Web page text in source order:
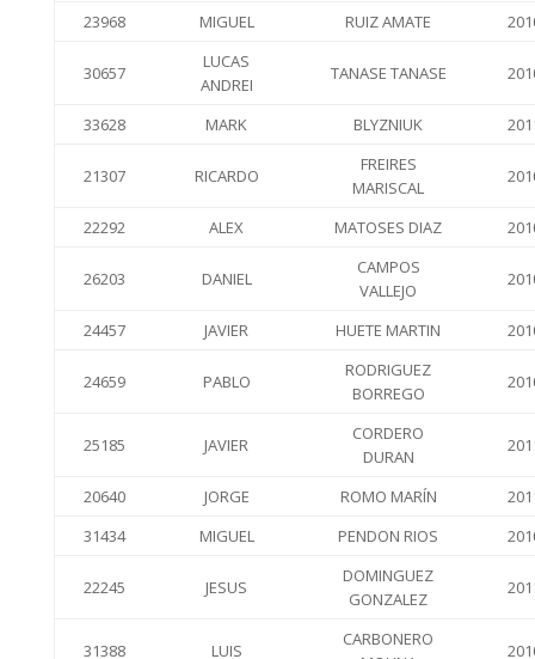
23968 MIGUEL RUIZ AMATE
30657
LUCAS
ANDREI
TANASE TANASE
33628 MARK BLYZNIUK
21307 RICARDO
FREIRES
MARISCAL
22292 ALEX MATOSES DIAZ
26203 DANIEL
CAMPOS
VALLEJO
24457 JAVIER HUETE MARTIN
24659 PABLO
RODRIGUEZ
BORREGO
25185 JAVIER
CORDERO
DURAN
20640 JORGE ROMO MARÍN
31434
MIGUEL PENDON RIOS
22245 JESUS
DOMINGUEZ
GONZALEZ
31388 LUIS
CARBONERO